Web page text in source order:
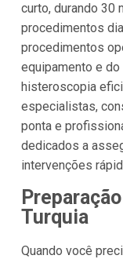
curto, durando 30
procedimentos
procedimentos
equipamento e
histeroscopia
especialistas,
ponta e
dedicados a
intervenções
Turquia
Quando você